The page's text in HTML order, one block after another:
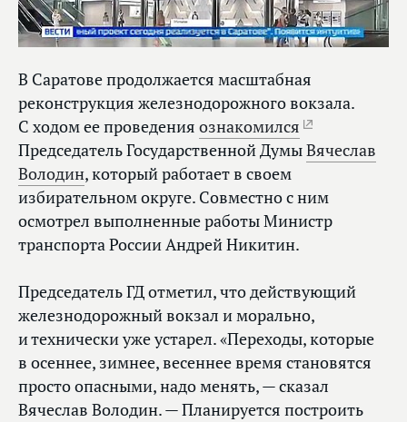
В Саратове продолжается масштабная
реконструкция железнодорожного вокзала.
С ходом ее проведения ознакомился
Председатель Государственной ДумыВячеслав
Володин, который работает в своем
избирательном округе. Совместно с ним
осмотрел выполненные работы Министр
транспорта России Андрей Никитин.
Председатель ГД отметил, что действующий
железнодорожный вокзал и морально,
и технически уже устарел. «Переходы, которые
в осеннее, зимнее, весеннее время становятся
просто опасными, надо менять, — сказал
Вячеслав Володин. — Планируется построить